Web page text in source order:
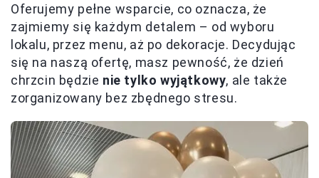
Oferujemy pełne wsparcie, co oznacza, że
zajmiemy się każdym detalem – od wyboru
lokalu, przez menu, aż po dekoracje. Decydując
się na naszą ofertę, masz pewność, że dzień
chrzcin będzie nie tylko wyjątkowy, ale także
zorganizowany bez zbędnego stresu.